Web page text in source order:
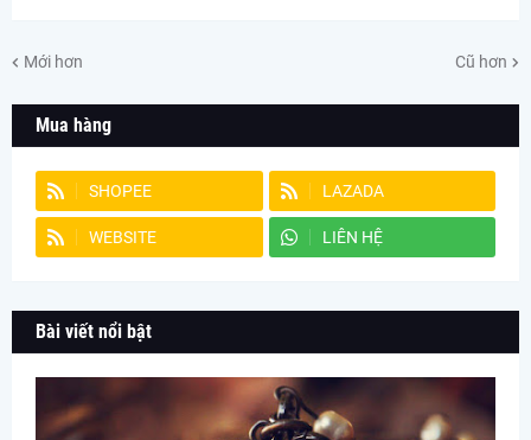
Mới hơn Cũ hơn
Mua hàng
SHOPEE LAZADA
WEBSITE LIÊN HỆ
Bài viết nổi bật